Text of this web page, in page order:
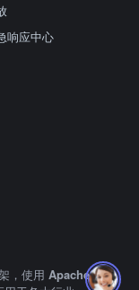
响应中心
，使用 Apache2.0